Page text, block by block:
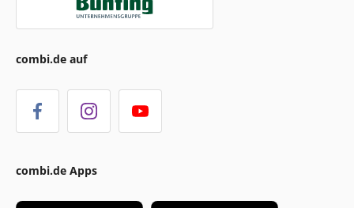
combi.de auf
combi.de Apps